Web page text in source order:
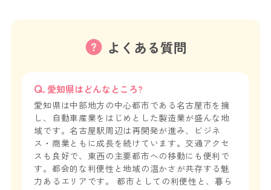
よくある質問
愛知県はどんなところ?
愛知県は中部地方の中心都市である名古屋市を擁
し、自動車産業をはじめとした製造業が盛んな地
域です。名古屋駅周辺は再開発が進み、ビジネ
ス・商業ともに成長を続けています。交通アクセ
スも良好で、東西の主要都市への移動にも便利で
す。都会的な利便性と地域の温かさが共存する魅
力あるエリアです。 都市としての利便性と、暮ら